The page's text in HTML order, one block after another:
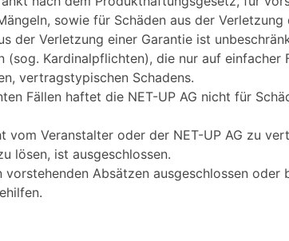
sowie für Schäden aus der
der Verletzung einer Garantie ist
Kardinalpflichten), die nur auf einfacher
vertragstypischen Schadens.
Fällen haftet die NET-UP AG nicht für
vom Veranstalter oder der NET-UP AG zu
lösen, ist ausgeschlossen.
Absätzen ausgeschlossen